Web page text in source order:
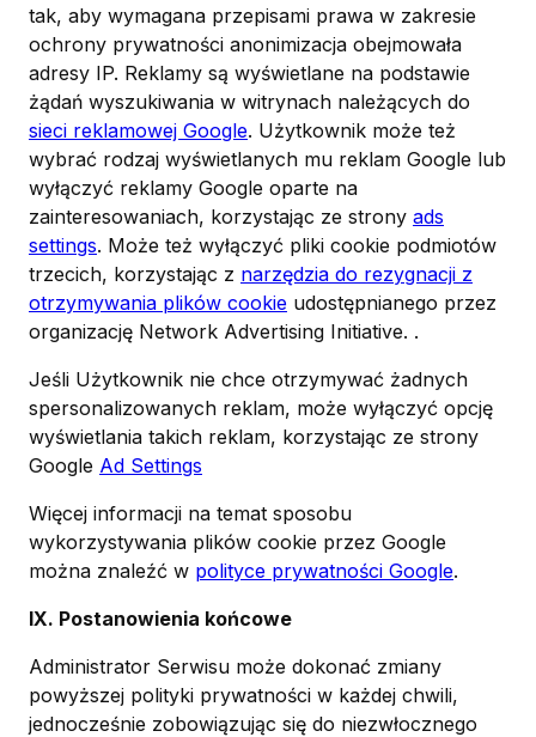
tak, aby wymagana przepisami prawa w zakresie
ochrony prywatności anonimizacja obejmowała
adresy IP. Reklamy są wyświetlane na podstawie
żądań wyszukiwania w witrynach należących do
sieci reklamowej Google. Użytkownik może też
wybrać rodzaj wyświetlanych mu reklam Google lub
wyłączyć reklamy Google oparte na
zainteresowaniach, korzystając ze strony ads
settings. Może też wyłączyć pliki cookie podmiotów
trzecich, korzystając z narzędzia do rezygnacji z
otrzymywania plików cookie udostępnianego przez
organizację Network Advertising Initiative. .
Jeśli Użytkownik nie chce otrzymywać żadnych
spersonalizowanych reklam, może wyłączyć opcję
wyświetlania takich reklam, korzystając ze strony
Google Ad Settings
Więcej informacji na temat sposobu
wykorzystywania plików cookie przez Google
można znaleźć w polityce prywatności Google.
IX. Postanowienia końcowe
Administrator Serwisu może dokonać zmiany
powyższej polityki prywatności w każdej chwili,
jednocześnie zobowiązując się do niezwłocznego